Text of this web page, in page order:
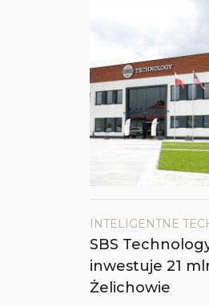
INTELIGENTNE
SBS
inwestuje 21
Żelichowie